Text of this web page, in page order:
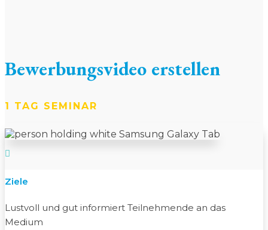
Bewerbungsvideo erstellen
1 TAG SEMINAR

Ziele
Lustvoll und gut informiert Teilnehmende an das
Medium